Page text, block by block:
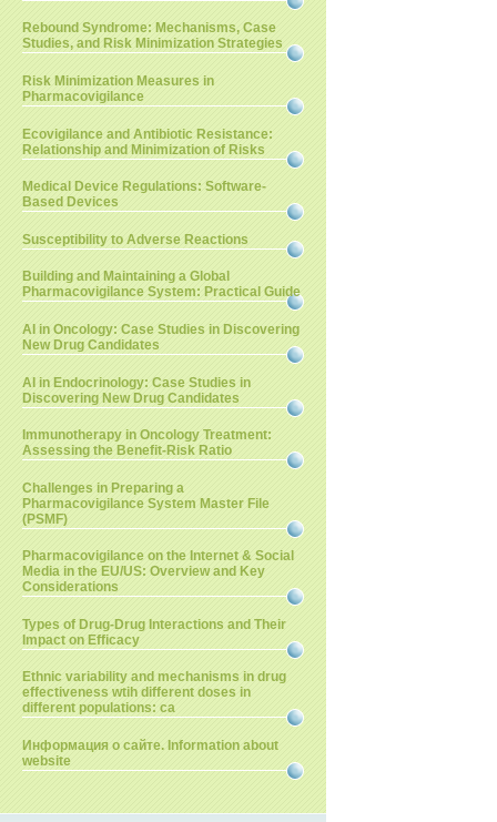
Rebound Syndrome: Mechanisms, Case
Studies, and Risk Minimization Strategies
Risk Minimization Measures in
Pharmacovigilance
Ecovigilance and Antibiotic Resistance:
Relationship and Minimization of Risks
Medical Device Regulations: Software-
Based Devices
Susceptibility to Adverse Reactions
Building and Maintaining a Global
Pharmacovigilance System: Practical Guide
AI in Oncology: Case Studies in Discovering
New Drug Candidates
AI in Endocrinology: Case Studies in
Discovering New Drug Candidates
Immunotherapy in Oncology Treatment:
Assessing the Benefit-Risk Ratio
Challenges in Preparing a
Pharmacovigilance System Master File
(PSMF)
Pharmacovigilance on the Internet & Social
Media in the EU/US: Overview and Key
Considerations
Types of Drug-Drug Interactions and Their
Impact on Efficacy
Ethnic variability and mechanisms in drug
effectiveness wtih different doses in
different populations: ca
Информация о сайте. Information about
website